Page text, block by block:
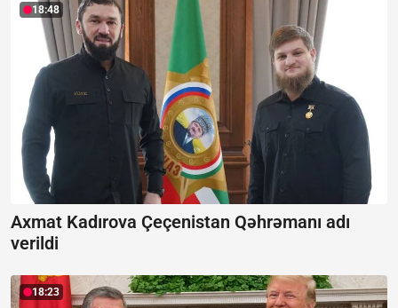
18:48
Axmat Kadırova Çeçenistan Qəhrəmanı adı
verildi
18:23